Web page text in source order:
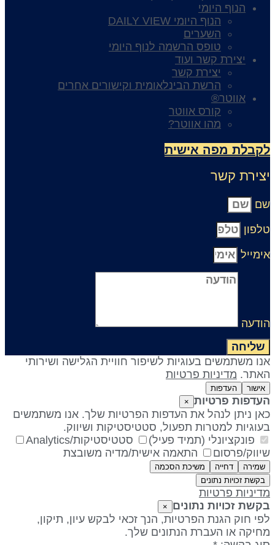
הנוף היומי
הנוף היומי DAILY VIEW
השערים
טופס הרשמה לנוף היומי
יצירת קשר ועוד
יצירת קשר
הרשת הבינלאומית וקישורים אחרים
אווטר®
קורס אווטר
מהו אווטר?
מפה אישית
קשר
שליחה
משתמשים בעוגיות לשיפור חוויית הגלישה ושירותי
מדיניות פרטיות
אישור העדפות
פרטיות ×
ניתן לנהל את העדפות הפרטיות שלך. אנו משתמשים
למטרות תפעול, סטטיסטיקות ושיווק.
פונקציונלי (תמיד פעיל)
סטטיסטיקות/Analytics
פרסום
התאמה אישית/מדיה משובצת
שמירה דחייה
משיכת הסכמה
בקשת זכויות נתונים
פרטיות
זכויות נתונים
חוק הגנת הפרטיות, הנך זכאי לבקש עיון, תיקון,
או העברת הנתונים שלך.